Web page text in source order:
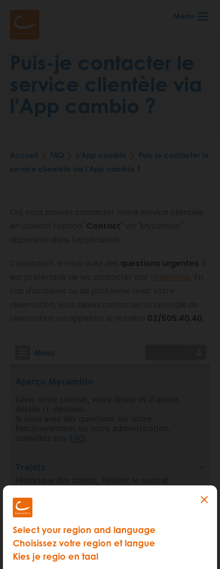
Select your region and language
Choisissez votre region et langue
Kies je regio en taal
Menu
Puis-je contacter le
service clientèle via
l'App cambio ?
Fil
Accueil FAQ L'App cambio
Puis-je contacter le
service clientèle via l'App cambio ?
téléphone